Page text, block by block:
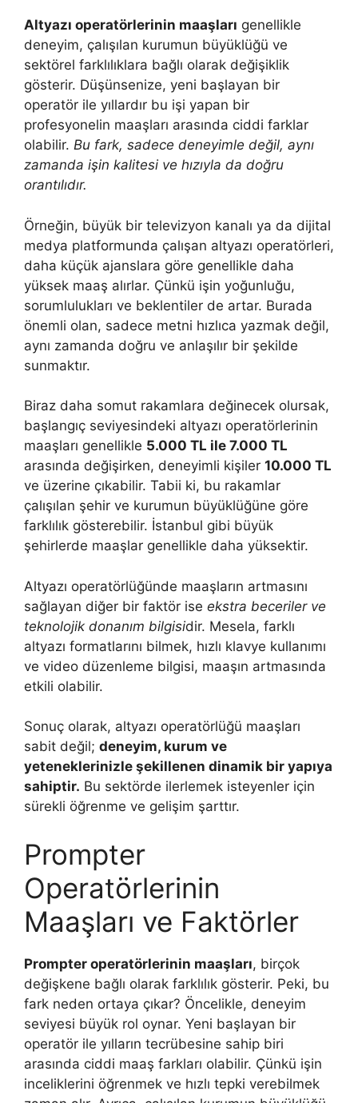
Altyazı operatörlerinin maaşları genellikle
deneyim, çalışılan kurumun büyüklüğü ve
sektörel farklılıklara bağlı olarak değişiklik
gösterir. Düşünsenize, yeni başlayan bir
operatör ile yıllardır bu işi yapan bir
profesyonelin maaşları arasında ciddi farklar
olabilir. Bu fark, sadece deneyimle değil, aynı
zamanda işin kalitesi ve hızıyla da doğru
orantılıdır.
Örneğin, büyük bir televizyon kanalı ya da dijital
medya platformunda çalışan altyazı operatörleri,
daha küçük ajanslara göre genellikle daha
yüksek maaş alırlar. Çünkü işin yoğunluğu,
sorumlulukları ve beklentiler de artar. Burada
önemli olan, sadece metni hızlıca yazmak değil,
aynı zamanda doğru ve anlaşılır bir şekilde
sunmaktır.
Biraz daha somut rakamlara değinecek olursak,
başlangıç seviyesindeki altyazı operatörlerinin
maaşları genellikle 5.000 TL ile 7.000 TL
arasında değişirken, deneyimli kişiler 10.000 TL
ve üzerine çıkabilir. Tabii ki, bu rakamlar
çalışılan şehir ve kurumun büyüklüğüne göre
farklılık gösterebilir. İstanbul gibi büyük
şehirlerde maaşlar genellikle daha yüksektir.
Altyazı operatörlüğünde maaşların artmasını
sağlayan diğer bir faktör ise ekstra beceriler ve
teknolojik donanım bilgisidir. Mesela, farklı
altyazı formatlarını bilmek, hızlı klavye kullanımı
ve video düzenleme bilgisi, maaşın artmasında
etkili olabilir.
Sonuç olarak, altyazı operatörlüğü maaşları
sabit değil; deneyim, kurum ve
yeteneklerinizle şekillenen dinamik bir yapıya
sahiptir. Bu sektörde ilerlemek isteyenler için
sürekli öğrenme ve gelişim şarttır.
Prompter
Operatörlerinin
Maaşları ve Faktörler
Prompter operatörlerinin maaşları, birçok
değişkene bağlı olarak farklılık gösterir. Peki, bu
fark neden ortaya çıkar? Öncelikle, deneyim
seviyesi büyük rol oynar. Yeni başlayan bir
operatör ile yılların tecrübesine sahip biri
arasında ciddi maaş farkları olabilir. Çünkü işin
inceliklerini öğrenmek ve hızlı tepki verebilmek